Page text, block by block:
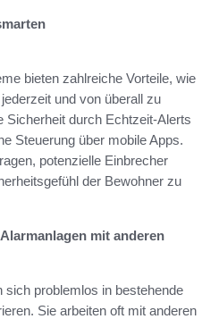
bieten zahlreiche Vorteile, wie
und von überall zu
Sicherheit durch Echtzeit-Alerts
Steuerung über mobile Apps.
potenzielle Einbrecher
der Bewohner zu
mit anderen
sich problemlos in bestehende
Sie arbeiten oft mit anderen